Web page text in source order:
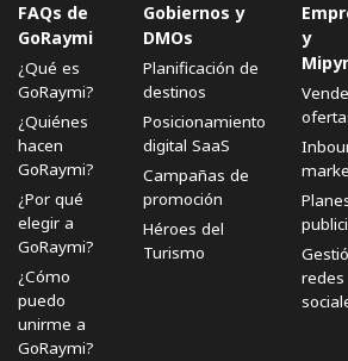
FAQs de
GoRaymi
¿Qué es
GoRaymi?
¿Quiénes
hacen
GoRaymi?
¿Por qué
elegir a
GoRaymi?
¿Cómo
puedo
unirme a
GoRaymi?
Gobiernos y
DMOs
Planificación de
destinos
Posicionamiento
digital SaaS
Campañas de
promoción
Héroes del
Turismo
y
redes